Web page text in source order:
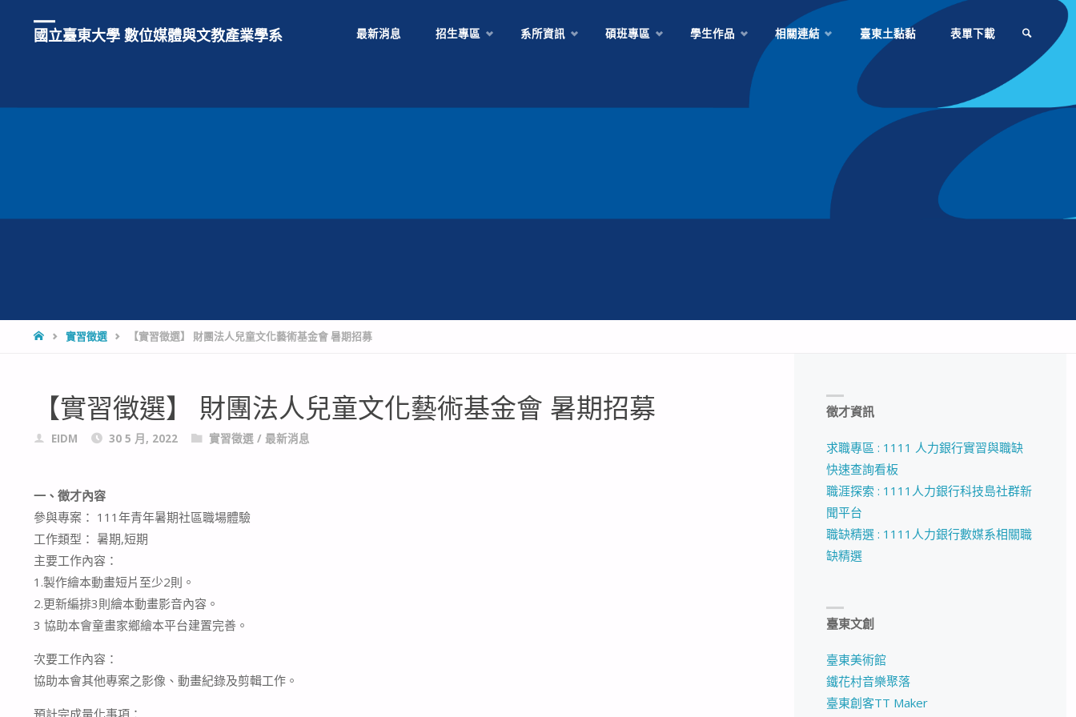
國立臺東大學 數位媒體與文教產業學系 最新消息 招生專區 系所資訊 碩班專區 學生作品 相關連結 臺東土黏黏 表單下載
HOME實習徵選 【實習徵選】 財團法人兒童文化藝術基金會 暑期招募
【實習徵選】 財團法人兒童文化藝術基金會 暑期招募
EIDM 30 5 月, 2022 實習徵選/ 最新消息
一、徵才內容
參與專案： 111年青年暑期社區職場體驗
工作類型： 暑期,短期
主要工作內容：
1.製作繪本動畫短片至少2則。
2.更新編排3則繪本動畫影音內容。
3 協助本會童畫家鄉繪本平台建置完善。
次要工作內容：
協助本會其他專案之影像、動畫紀錄及剪輯工作。
徵才資訊
求職專區 : 1111 人力銀行實習與職缺
快速查詢看板
職涯探索 : 1111人力銀行科技島社群新
聞平台
職缺精選 : 1111人力銀行數媒系相關職
缺精選
臺東文創
臺東美術館
鐵花村音樂聚落
臺東創客TT Maker